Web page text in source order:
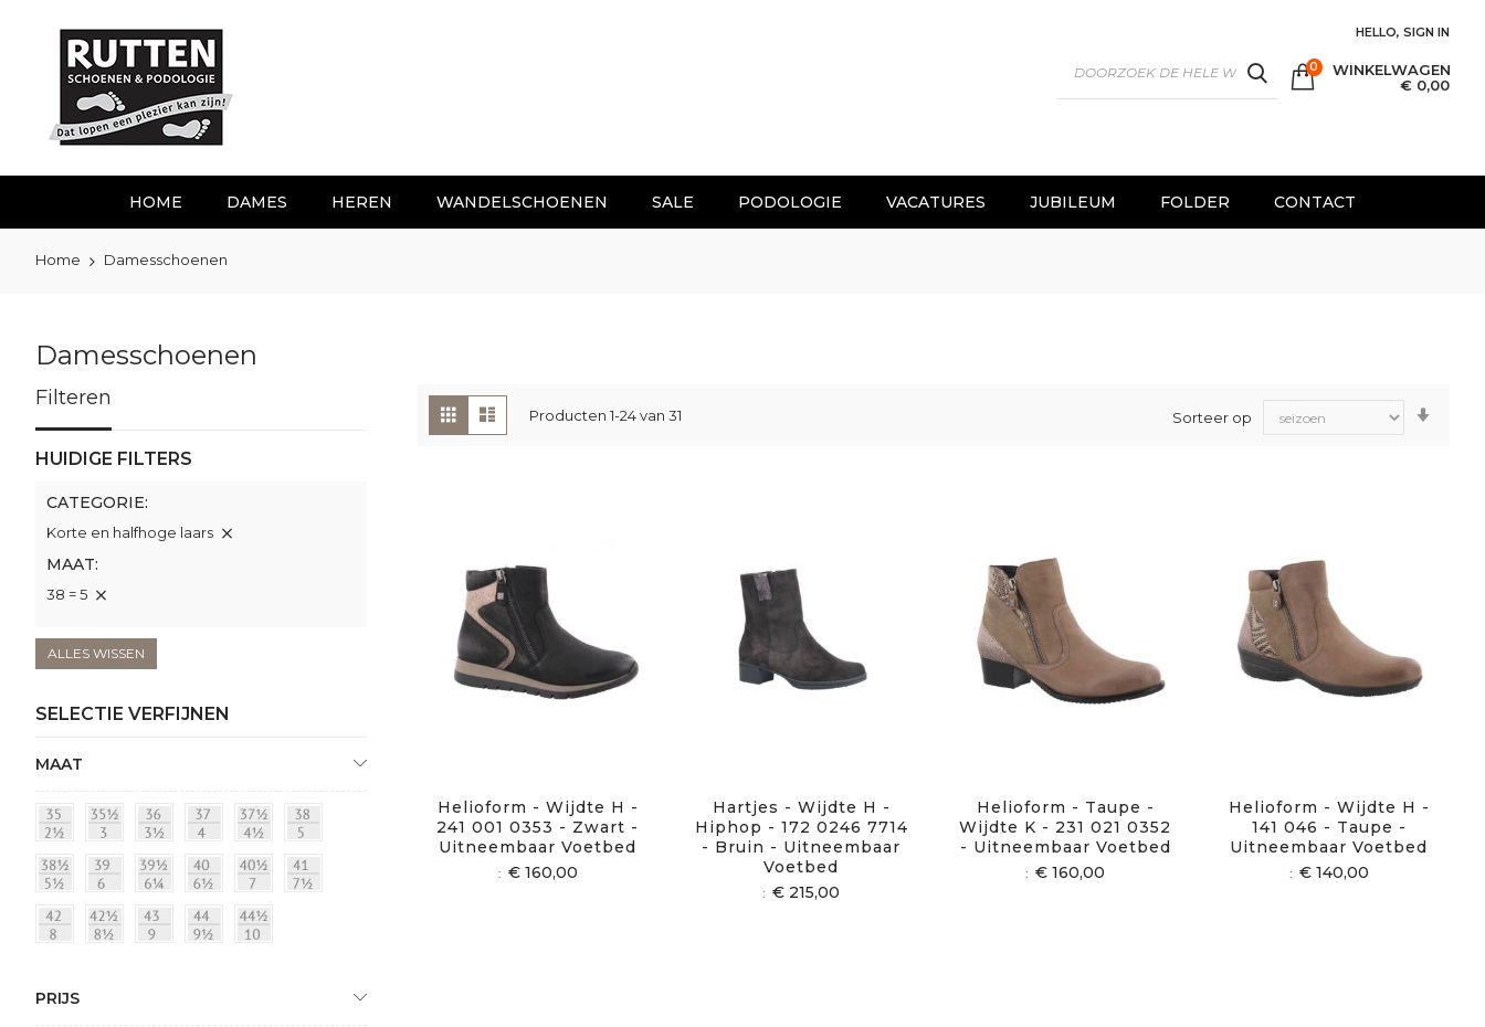
inhoud
HELLO, SIGN IN
SEARCH WINKELWAGEN
€ 0,00
0
HOME DAMES HEREN WANDELSCHOENEN SALE PODOLOGIE VACATURES JUBILEUM FOLDER CONTACT
Home Damesschoenen
Damesschoenen
Tonen
als
Foto-
tabel
Producten 1-24van 31 Sorteer op
Helioform - Wijdte H -
241 001 0353 - Zwart -
Uitneembaar Voetbed
€ 160,00
Hartjes - Wijdte H -
Hiphop - 172 0246 7714
- Bruin - Uitneembaar
Voetbed
€ 215,00
Helioform - Taupe -
Wijdte K - 231 021 0352
- Uitneembaar Voetbed
€ 160,00
Helioform - Wijdte H -
141 046 - Taupe -
Uitneembaar Voetbed
€ 140,00
Filteren
HUIDIGE FILTERS
CATEGORIE
Korte en halfhoge laars
MAAT
38 = 5
ALLES WISSEN
SELECTIE VERFIJNEN
MAAT
PRIJS